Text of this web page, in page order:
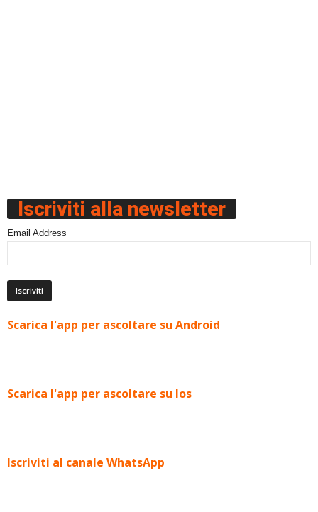
Iscriviti alla newsletter
Email Address
Scarica l'app per ascoltare su Android
Scarica l'app per ascoltare su Ios
Iscriviti al canale WhatsApp